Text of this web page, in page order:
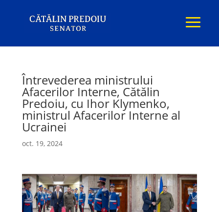
Întrevederea ministrului
Afacerilor Interne, Cătălin
Predoiu, cu Ihor Klymenko,
ministrul Afacerilor Interne al
Ucrainei
oct. 19, 2024